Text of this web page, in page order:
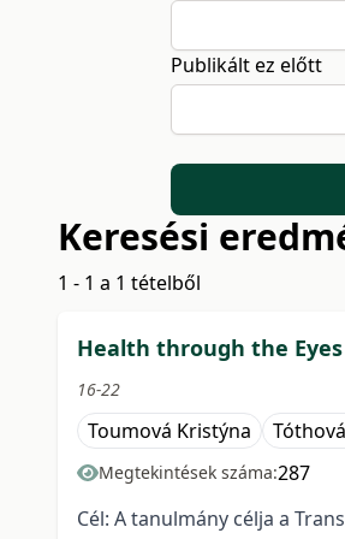
Publikált ez előtt
Keresési
1 - 1 a 1 tételből
Health through the
16-22
Toumová Kristýna
Megtekintések száma:287
Cél: A tanulmány célja a